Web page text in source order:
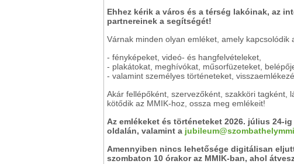
Ehhez kérik a város és a térség lakóinak, az
partnereinek a segítségét!
Várnak minden olyan emléket, amely kapcsolódik
- fényképeket, videó- és hangfelvételeket,
- plakátokat, meghívókat, műsorfüzeteket,
- valamint személyes történeteket,
Akár fellépőként, szervezőként, szakköri tagként,
kötődik az MMIK-hoz, ossza meg emlékeit!
Az emlékeket és történeteket 2026. július 24-
oldalán, valamint a
Amennyiben nincs lehetősége digitálisan
szombaton 10 órakor az MMIK-ban, ahol